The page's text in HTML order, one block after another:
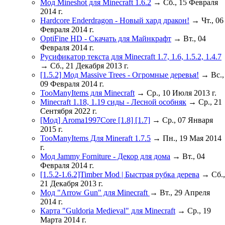
Мод Mineshot для Minecraft 1.6.2 → Сб., 15 Февраля
2014 г.
Hardcore Enderdragon - Новый хард дракон! → Чт., 06
Февраля 2014 г.
OptiFine HD - Скачать для Майнкрафт → Вт., 04
Февраля 2014 г.
Русификатор текста для Minecraft 1.7, 1.6, 1.5.2, 1.4.7
→ Сб., 21 Декабря 2013 г.
[1.5.2] Мод Massive Trees - Огромные деревья! → Вс.,
09 Февраля 2014 г.
TooManyItems для Minecraft → Ср., 10 Июля 2013 г.
Minecraft 1.18, 1.19 сиды - Лесной особняк → Ср., 21
Сентября 2022 г.
[Мод] Aroma1997Core [1.8] [1.7] → Ср., 07 Января
2015 г.
TooManyItems Для Mineraft 1.7.5 → Пн., 19 Мая 2014
г.
Мод Jammy Forniture - Декор для дома → Вт., 04
Февраля 2014 г.
[1.5.2-1.6.2]Timber Mod | Быстрая рубка дерева → Сб.,
21 Декабря 2013 г.
Мод "Arrow Gun" для Minecraft → Вт., 29 Апреля
2014 г.
Карта "Guldoria Medieval" для Minecraft → Ср., 19
Марта 2014 г.